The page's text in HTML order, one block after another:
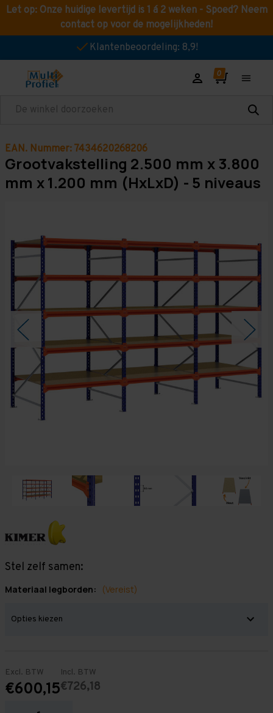
Let op: Onze huidige levertijd is 1 á 2 weken - Spoed? Neem
contact op voor de mogelijkheden!
Klantenbeoordeling: 8,9!
Zoeken
EAN. Nummer: 7434620268206
Grootvakstelling 2.500 mm x 3.800
mm x 1.200 mm (HxLxD) - 5 niveaus
Stel zelf samen:
Materiaal legborden: (Vereist)
Excl. BTW
€600,15
Incl. BTW
€726,18